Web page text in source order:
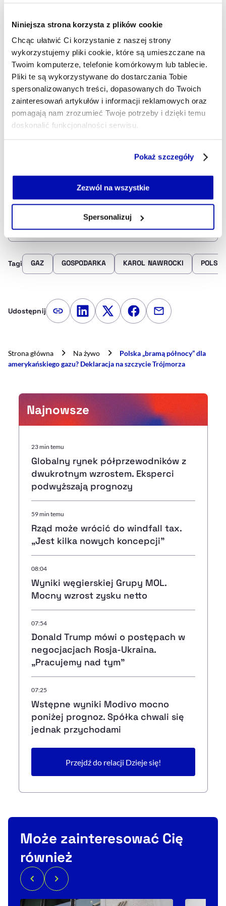
Niniejsza strona korzysta z plików cookie
Chcąc ułatwić Ci korzystanie z naszej strony
wykorzystujemy pliki cookie, które są umieszczane na
Twoim komputerze, telefonie komórkowym lub tablecie.
Pliki te są wykorzystywane do dostarczania Tobie
spersonalizowanych treści, dopasowanych do Twoich
zainteresowań artykułów i informacji reklamowych oraz
pomagają nam zrozumieć Twoje potrzeby i dzięki temu
doskonalić funkcjonalności serwisu.
Jeżeli nie wyrażasz zgody na zapisywanie plików cookie,
możesz łatwo zarządzać swoimi uprawnieniami, np. we
własnej przeglądarce internetowej lub po wybraniu opcji
Pokaż szczegóły
Zezwól na wszystkie
Spersonalizuj
Traktatu Waszyngtońskiego.
Prezydent zapewnił, żePolska i państwa
Trójmorza nie mają wątpliwości co do
lojalności USA , które określił jako
najważniejszego sojusznika i fundament
NATO. Skrytykował jednocześnie narastający –
jego zdaniem – „antyamerykanizm” w Europie i
Trójmorze, czyli pogranicze nowego
światowego porządku?
Najnowsze
23 min temu
Globalny rynek półprzewodników z
dwukrotnym wzrostem. Eksperci
podwyższają prognozy
59 min temu
Rząd może wrócić do windfall tax.
„Jest kilka nowych koncepcji”
08:04
Wyniki węgierskiej Grupy MOL.
Mocny wzrost zysku netto
07:54
Donald Trump mówi o postępach w
negocjacjach Rosja-Ukraina.
„Pracujemy nad tym”
07:25
Wstępne wyniki Modivo mocno
poniżej prognoz. Spółka chwali się
jednak przychodami
Przejdź do relacji Dzieje się!
Tagi GAZ GOSPODARKA KAROL NAWROCKI
Udostępnij Kopiuj link artykułu
Udostępnij na LinkedIn
Udostępnij na Twitterze
Udostępnij na
Udostępnij
Strona główna Na żywo
Polska „bramą północy” dla
amerykańskiego gazu? Deklaracja na szczycie Trójmorza
Może zainteresować Cię
również